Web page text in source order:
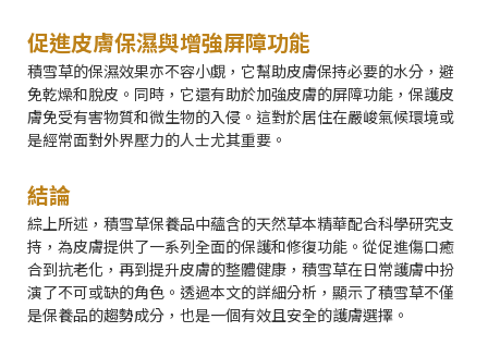
促進皮膚保濕與增強屏障功能
積雪草的保濕效果亦不容小覷，它幫助皮膚保持必要的水分，避
免乾燥和脫皮。同時，它還有助於加強皮膚的屏障功能，保護皮
膚免受有害物質和微生物的入侵。這對於居住在嚴峻氣候環境或
是經常面對外界壓力的人士尤其重要。
結論
綜上所述，積雪草保養品中蘊含的天然草本精華配合科學研究支
持，為皮膚提供了一系列全面的保護和修復功能。從促進傷口癒
合到抗老化，再到提升皮膚的整體健康，積雪草在日常護膚中扮
演了不可或缺的角色。透過本文的詳細分析，顯示了積雪草不僅
是保養品的趨勢成分，也是一個有效且安全的護膚選擇。